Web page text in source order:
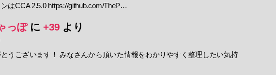
はCCA 2.5.0 https://github.com/TheP…
っぽに+39 より
うございます！ みなさんから頂いた情報をわかりやすく整理したい気持